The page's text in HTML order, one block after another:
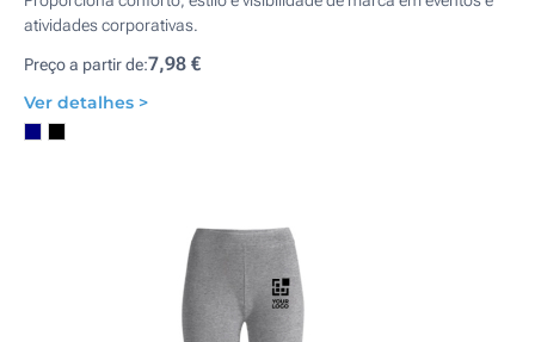
atividades corporativas.
Preço a partir de:7,98 €
Ver detalhes >